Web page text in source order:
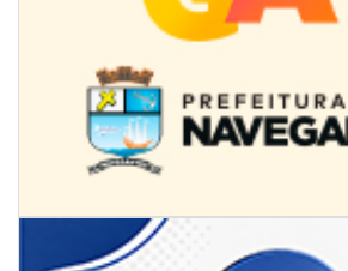
08/08/2026 | 07:00